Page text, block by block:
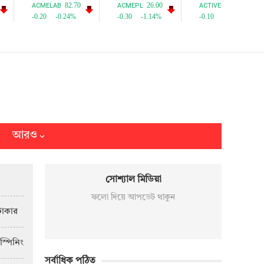
আরও
সোশ্যাল মিডিয়া
ফলো দিয়ে আপডেট থাকুন
সর্বাধিক পঠিত